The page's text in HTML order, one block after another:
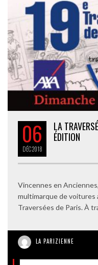
06
DÉC2018
LA
ÉDITION
Vincennes en
multimarque de voitures
Traversées de Paris. À
LA PARIZIENNE